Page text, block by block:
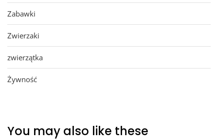
Zabawki
Zwierzaki
zwierzątka
Żywność
You may also like these